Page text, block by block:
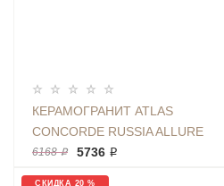
КЕРАМОГРАНИТ ATLAS
CONCORDE RUSSIA ALLURE
GREY BEAUTY RETT LAP 80X160
МРАМОР, ПОЛИРОВАННЫЙ
6168 ₽ 5736 ₽
СКИДКА 20 %